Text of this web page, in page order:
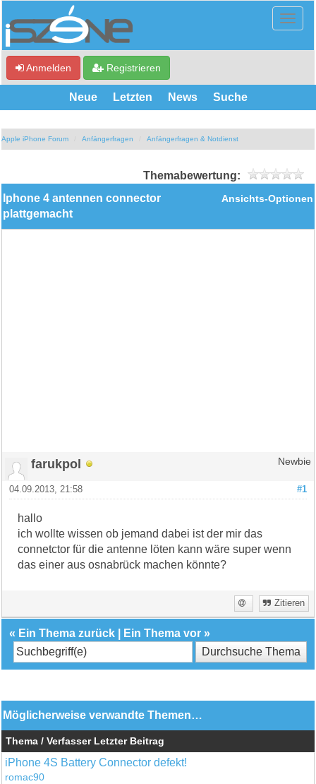
Anmelden Registrieren
Neue Letzten News Suche
Apple iPhone Forum Anfängerfragen Anfängerfragen & Notdienst
Themabewertung:
Ansichts-Optionen
Iphone 4 antennen connector
plattgemacht
farukpol Newbie
#1
04.09.2013, 21:58
hallo
ich wollte wissen ob jemand dabei ist der mir das
connetctor für die antenne löten kann wäre super wenn
das einer aus osnabrück machen könnte?
Zitieren
« Ein Thema zurück Ein Thema vor »
Möglicherweise verwandte Themen…
Thema / Verfasser Letzter Beitrag
iPhone 4S Battery Connector defekt!
romac90